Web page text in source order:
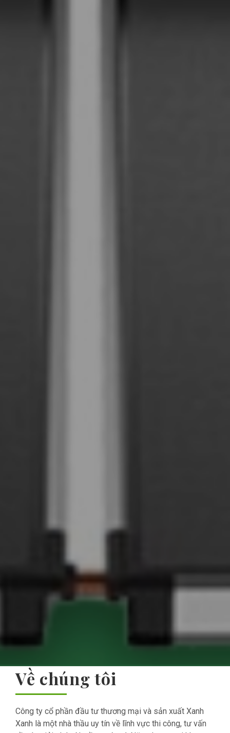
Về chúng tôi
Công ty cổ phần đầu tư thương mại và sản xuất Xanh
Xanh là một nhà thầu uy tín về lĩnh vực thi công, tư vấn